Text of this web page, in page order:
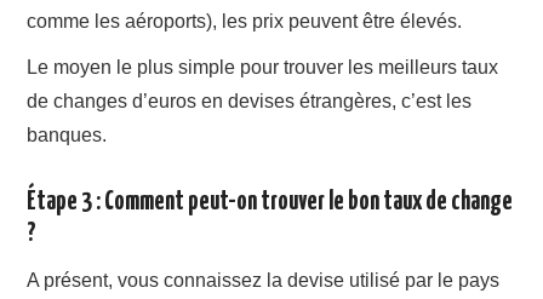
comme les aéroports), les prix peuvent être élevés.
Le moyen le plus simple pour trouver les meilleurs taux
de changes d’euros en devises étrangères, c’est les
banques.
Étape 3 : Comment peut-on trouver le bon taux de change
?
A présent, vous connaissez la devise utilisé par le pays